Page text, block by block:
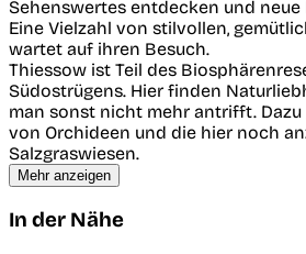
Sehenswertes entdecken und
Eine Vielzahl von stilvollen,
wartet auf ihren Besuch.
Thiessow ist Teil des
Südostrügens. Hier finden
man sonst nicht mehr antrifft. Dazu
von Orchideen und die hier noch
Salzgraswiesen.
Mehr anzeigen
In der Nähe